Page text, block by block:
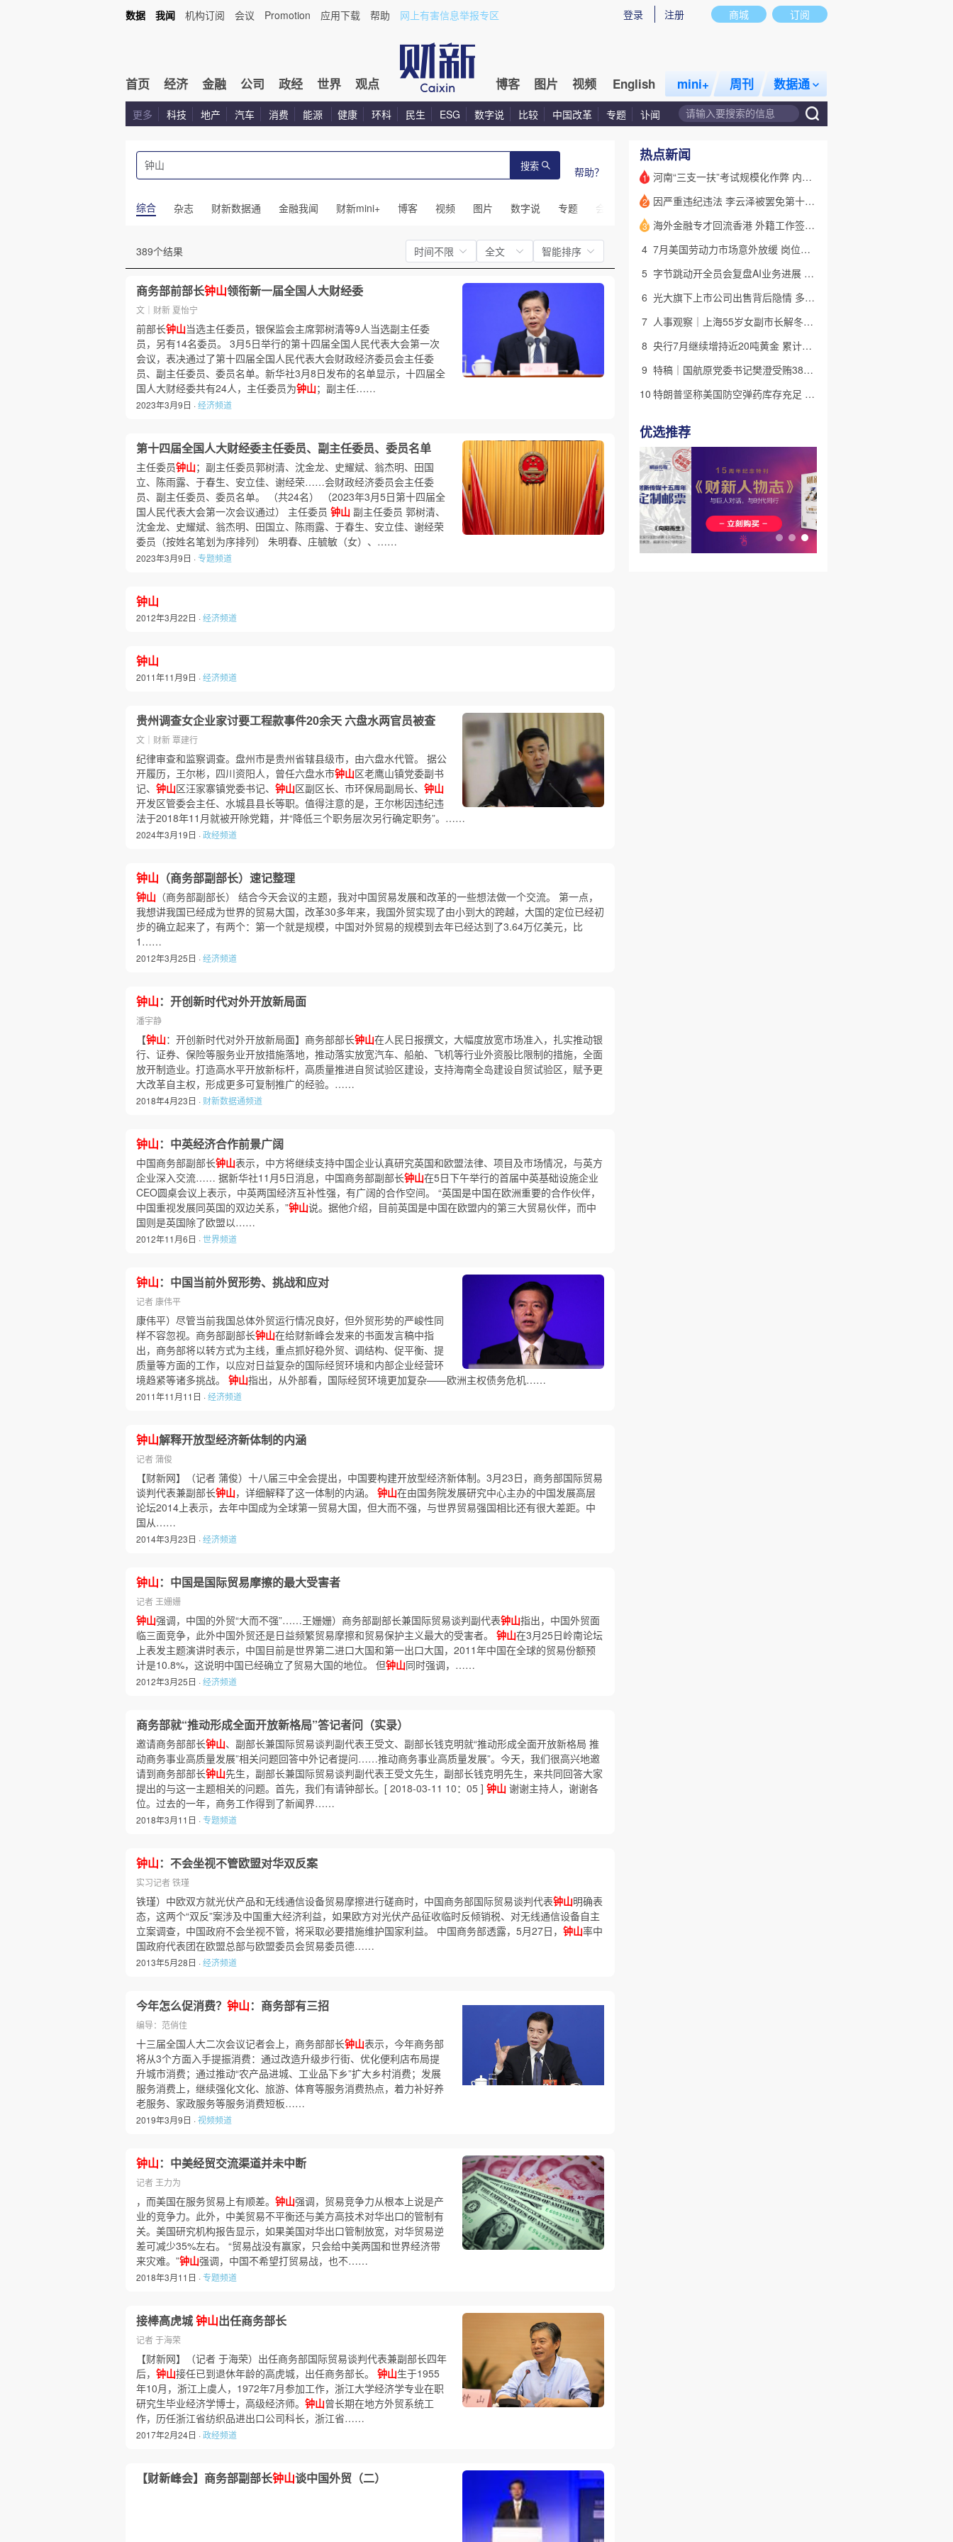
商城 订阅
登录 注册
数据 我闻 机构订阅 会议 Promotion 应用下载 帮助 网上有害信息举报专区
首页 经济 金融 公司 政经 世界 观点 博客 图片 视频 English mini+ 周刊 数据通
更多 科技 地产 汽车 消费 能源 健康 环科 民生 ESG 数字说 比较 中国改革 专题 讣闻
搜索 帮助？
综合 杂志 财新数据通 金融我闻 财新mini+ 博客 视频 图片 数字说 专题 会议 话题 特别呈现 私房课
389个结果 时间不限 全文 智能排序
商务部前部长钟山领衔新一届全国人大财经委
文｜财新 夏怡宁
前部长钟山当选主任委员，银保监会主席郭树清等9人当选副主任委
员，另有14名委员。 3月5日举行的第十四届全国人民代表大会第一次
会议，表决通过了第十四届全国人民代表大会财政经济委员会主任委
员、副主任委员、委员名单。新华社3月8日发布的名单显示，十四届全
国人大财经委共有24人，主任委员为钟山；副主任……
2023年3月9日 ·经济频道
第十四届全国人大财经委主任委员、副主任委员、委员名单
主任委员钟山；副主任委员郭树清、沈金龙、史耀斌、翁杰明、田国
立、陈雨露、于春生、安立佳、谢经荣……会财政经济委员会主任委
员、副主任委员、委员名单。 （共24名） （2023年3月5日第十四届全
国人民代表大会第一次会议通过） 主任委员 钟山 副主任委员 郭树清、
沈金龙、史耀斌、翁杰明、田国立、陈雨露、于春生、安立佳、谢经荣
委员（按姓名笔划为序排列） 朱明春、庄毓敏（女）、……
2023年3月9日 ·专题频道
钟山
2012年3月22日 ·经济频道
钟山
2011年11月9日 ·经济频道
贵州调查女企业家讨要工程款事件20余天 六盘水两官员被查
文｜财新 覃建行
纪律审查和监察调查。盘州市是贵州省辖县级市，由六盘水代管。 据公
开履历，王尔彬，四川资阳人，曾任六盘水市钟山区老鹰山镇党委副书
记、 钟山区汪家寨镇党委书记、 钟山区副区长、市环保局副局长、 钟山
开发区管委会主任、水城县县长等职。值得注意的是，王尔彬因违纪违
法于2018年11月就被开除党籍，并“降低三个职务层次另行确定职务”。……
2024年3月19日 ·政经频道
钟山 （商务部副部长）速记整理
钟山 （商务部副部长） 结合今天会议的主题，我对中国贸易发展和改革的一些想法做一个交流。 第一点，
我想讲我国已经成为世界的贸易大国，改革30多年来，我国外贸实现了由小到大的跨越，大国的定位已经初
步的确立起来了，有两个：第一个就是规模，中国对外贸易的规模到去年已经达到了3.64万亿美元，比
1……
2012年3月25日 ·经济频道
钟山：开创新时代对外开放新局面
潘宇静
【钟山：开创新时代对外开放新局面】商务部部长钟山在人民日报撰文，大幅度放宽市场准入，扎实推动银
行、证券、保险等服务业开放措施落地，推动落实放宽汽车、船舶、飞机等行业外资股比限制的措施，全面
放开制造业。打造高水平开放新标杆，高质量推进自贸试验区建设，支持海南全岛建设自贸试验区，赋予更
大改革自主权，形成更多可复制推广的经验。……
2018年4月23日 · 财新数据通频道
钟山：中英经济合作前景广阔
中国商务部副部长钟山表示，中方将继续支持中国企业认真研究英国和欧盟法律、项目及市场情况，与英方
企业深入交流…… 据新华社11月5日消息，中国商务部副部长钟山在5日下午举行的首届中英基础设施企业
CEO圆桌会议上表示，中英两国经济互补性强，有广阔的合作空间。 “英国是中国在欧洲重要的合作伙伴，
中国重视发展同英国的双边关系，”钟山说。据他介绍，目前英国是中国在欧盟内的第三大贸易伙伴，而中
国则是英国除了欧盟以……
2012年11月6日 ·世界频道
钟山：中国当前外贸形势、挑战和应对
记者 康伟平
康伟平）尽管当前我国总体外贸运行情况良好，但外贸形势的严峻性同
样不容忽视。商务部副部长钟山在给财新峰会发来的书面发言稿中指
出，商务部将以转方式为主线，重点抓好稳外贸、调结构、促平衡、提
质量等方面的工作，以应对日益复杂的国际经贸环境和内部企业经营环
境趋紧等诸多挑战。 钟山指出，从外部看，国际经贸环境更加复杂——欧洲主权债务危机……
2011年11月11日 ·经济频道
钟山解释开放型经济新体制的内涵
记者 蒲俊
【财新网】（记者 蒲俊）十八届三中全会提出，中国要构建开放型经济新体制。3月23日，商务部国际贸易
谈判代表兼副部长钟山，详细解释了这一体制的内涵。 钟山在由国务院发展研究中心主办的中国发展高层
论坛2014上表示，去年中国成为全球第一贸易大国，但大而不强，与世界贸易强国相比还有很大差距。中
国从……
2014年3月23日 ·经济频道
钟山：中国是国际贸易摩擦的最大受害者
记者 王姗姗
钟山强调，中国的外贸“大而不强”……王姗姗）商务部副部长兼国际贸易谈判副代表钟山指出，中国外贸面
临三面竞争，此外中国外贸还是日益频繁贸易摩擦和贸易保护主义最大的受害者。 钟山在3月25日岭南论坛
上表发主题演讲时表示，中国目前是世界第二进口大国和第一出口大国，2011年中国在全球的贸易份额预
计是10.8%，这说明中国已经确立了贸易大国的地位。 但钟山同时强调，……
2012年3月25日 ·经济频道
商务部就“推动形成全面开放新格局”答记者问（实录）
邀请商务部部长钟山、副部长兼国际贸易谈判副代表王受文、副部长钱克明就“推动形成全面开放新格局 推
动商务事业高质量发展”相关问题回答中外记者提问……推动商务事业高质量发展”。今天，我们很高兴地邀
请到商务部部长钟山先生，副部长兼国际贸易谈判副代表王受文先生，副部长钱克明先生，来共同回答大家
提出的与这一主题相关的问题。首先，我们有请钟部长。[ 2018-03-11 10：05 ] 钟山 谢谢主持人，谢谢各
位。过去的一年，商务工作得到了新闻界……
2018年3月11日 ·专题频道
钟山：不会坐视不管欧盟对华双反案
实习记者 铁瑾
铁瑾）中欧双方就光伏产品和无线通信设备贸易摩擦进行磋商时，中国商务部国际贸易谈判代表钟山明确表
态，这两个“双反”案涉及中国重大经济利益，如果欧方对光伏产品征收临时反倾销税、对无线通信设备自主
立案调查，中国政府不会坐视不管，将采取必要措施维护国家利益。 中国商务部透露，5月27日， 钟山率中
国政府代表团在欧盟总部与欧盟委员会贸易委员德……
2013年5月28日 ·经济频道
今年怎么促消费？ 钟山：商务部有三招
编导：范俏佳
十三届全国人大二次会议记者会上，商务部部长钟山表示，今年商务部
将从3个方面入手提振消费：通过改造升级步行街、优化便利店布局提
升城市消费；通过推动“农产品进城、工业品下乡”扩大乡村消费；发展
服务消费上，继续强化文化、旅游、体育等服务消费热点，着力补好养
老服务、家政服务等服务消费短板……
2019年3月9日 ·视频频道
钟山：中美经贸交流渠道并未中断
记者 王力为
，而美国在服务贸易上有顺差。 钟山强调，贸易竞争力从根本上说是产
业的竞争力。此外，中美贸易不平衡还与美方高技术对华出口的管制有
关。美国研究机构报告显示，如果美国对华出口管制放宽，对华贸易逆
差可减少35%左右。 “贸易战没有赢家，只会给中美两国和世界经济带
来灾难。”钟山强调，中国不希望打贸易战，也不……
2018年3月11日 ·专题频道
接棒高虎城钟山出任商务部长
记者 于海荣
【财新网】（记者 于海荣）出任商务部国际贸易谈判代表兼副部长四年
后， 钟山接任已到退休年龄的高虎城，出任商务部长。 钟山生于1955
年10月，浙江上虞人，1972年7月参加工作，浙江大学经济学专业在职
研究生毕业经济学博士，高级经济师。 钟山曾长期在地方外贸系统工
作，历任浙江省纺织品进出口公司科长，浙江省……
2017年2月24日 ·政经频道
【财新峰会】商务部副部长钟山谈中国外贸（二）
热点新闻
1 河南“三支一扶”考试规模化作弊 内外勾结提前获取试卷
2 因严重违纪违法 李云泽被罢免第十四届全国人大代表职务
3
海外金融专才回流香港 外籍工作签证翻倍
4
7月美国劳动力市场意外放缓 岗位减少2.3万个失业率降至4.1%
5
字节跳动开全员会复盘AI业务进展 称大模型被海外竞对拉开差距
6
光大旗下上市公司出售背后隐情 多人卷入医疗腐败案被查
7
人事观察｜上海55岁女副市长解冬进京 候任中国侨联副主席
8
央行7月继续增持近20吨黄金 累计储备超过7600万盎司
9
特稿｜国航原党委书记樊澄受贿3847万元二审待宣判 否认大多数指控
10
特朗普坚称美国防空弹药库存充足 但不会向乌克兰提供更多
优选推荐